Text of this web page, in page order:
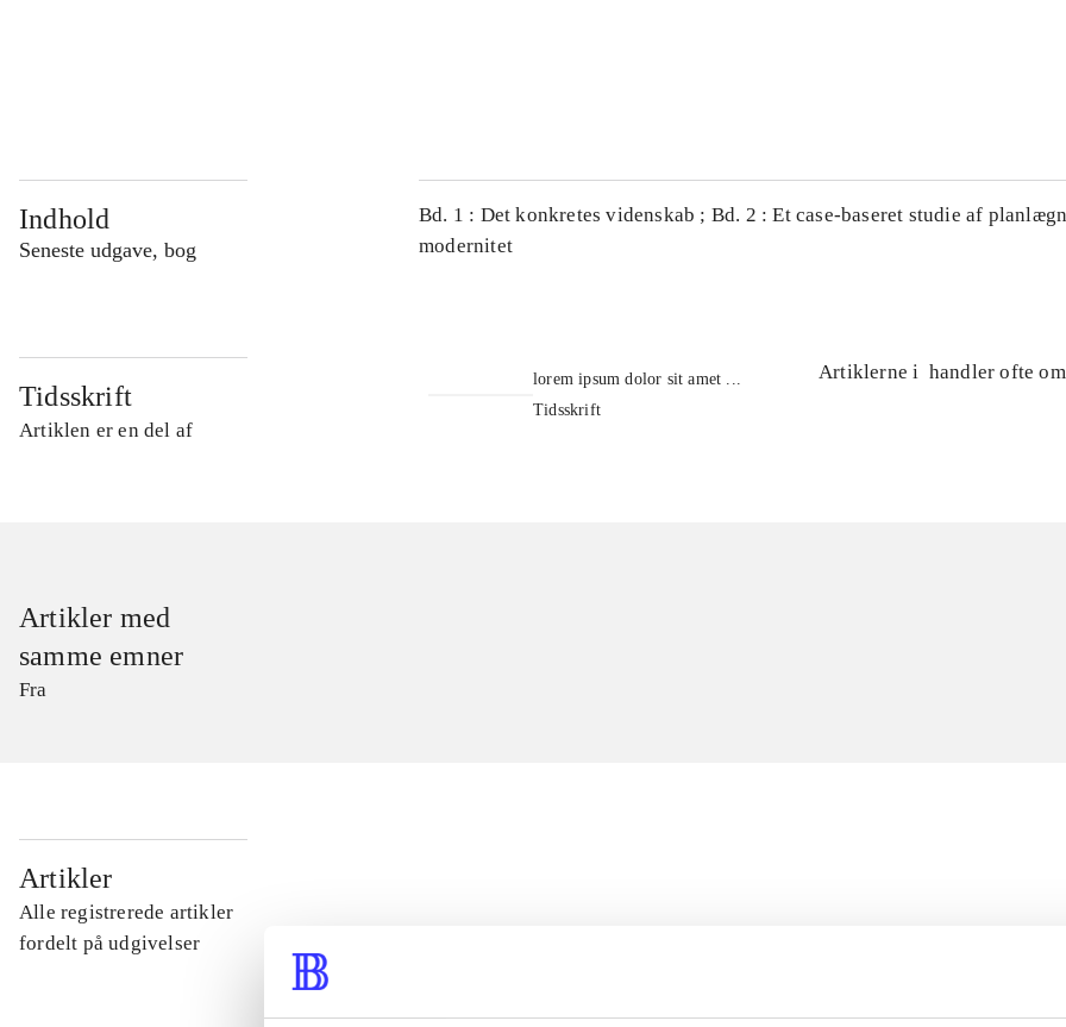
Indhold
Seneste udgave, bog
Bd. 1 : Det konkretes videnskab ; Bd. 2 : Et case-baseret studie af
modernitet
Tidsskrift
Artiklen er en del af
lorem ipsum dolor sit amet ...
Tidsskrift
Artiklerne i handler ofte om
Artikler med
samme emner
Fra
Artikler
Alle registrerede artikler
fordelt på udgivelser
...